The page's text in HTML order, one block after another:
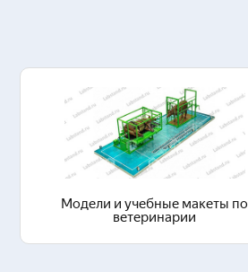
Модели и учебные макеты по
ветеринарии
Перейти в раздел